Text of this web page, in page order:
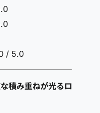
/ 5.0
積み重ねが光るロ